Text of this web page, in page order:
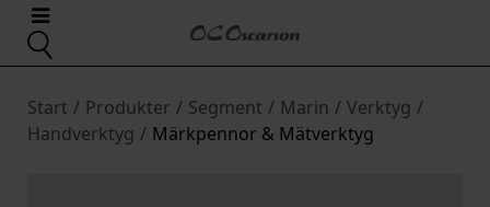
Start / Produkter / Segment / Marin / Verktyg /
Handverktyg / Märkpennor & Mätverktyg